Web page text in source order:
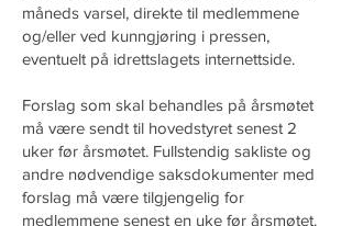
måneds varsel, direkte til medlemmene
og/eller ved kunngjøring i pressen,
eventuelt på idrettslagets internettside.
Forslag som skal behandles på årsmøtet
må være sendt til hovedstyret senest 2
uker før årsmøtet. Fullstendig sakliste og
andre nødvendige saksdokumenter med
forslag må være tilgjengelig for
medlemmene senest en uke før årsmøtet.